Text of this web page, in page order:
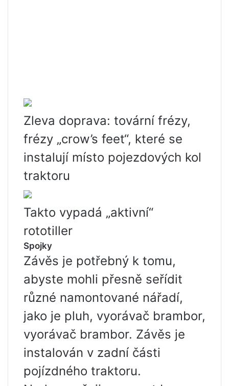
Zleva doprava: tovární frézy,
frézy „crow’s feet“, které se
instalují místo pojezdových kol
traktoru
Takto vypadá „aktivní“
rototiller
Spojky
Závěs je potřebný k tomu,
abyste mohli přesně seřídit
různé namontované nářadí,
jako je pluh, vyorávač brambor,
vyorávač brambor. Závěs je
instalován v zadní části
pojízdného traktoru.